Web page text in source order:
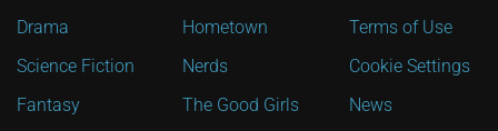
Drama
Science Fiction
Fantasy
Hometown
Nerds
The Good Girls
Terms of Use
Cookie Settings
News